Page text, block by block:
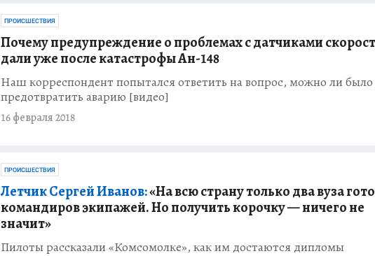
ПРОИСШЕСТВИЯ
Почему предупреждение о проблемах с датчиками
дали уже после катастрофы Ан-148
Наш корреспондент попытался ответить на вопрос, можно ли было
предотвратить аварию [видео]
16 февраля 2018
ПРОИСШЕСТВИЯ
Летчик Сергей Иванов:«На всю страну только два вуза
командиров экипажей. Но получить корочку — ничего не
значит»
Пилоты рассказали «Комсомолке», как им достаются дипломы